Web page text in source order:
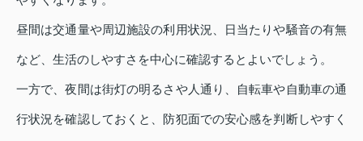
昼間は交通量や周辺施設の利用状況、日当たりや騒音の有無
など、生活のしやすさを中心に確認するとよいでしょう。
一方で、夜間は街灯の明るさや人通り、自転車や自動車の通
行状況を確認しておくと、防犯面での安心感を判断しやすく